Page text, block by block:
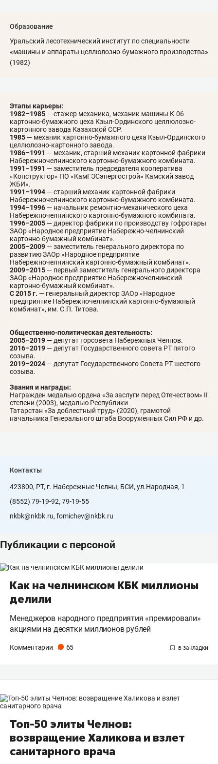
Образование
Уральский лесотехнический институт по специальности
«машины и аппараты целлюлозно-бумажного производства»
(1982)
Этапы карьеры:
1982–1985 — стажер механика, механик машины К-06
картонно-бумажного цеха Кзыл-Ординского целлюлозно-
картонного завода Казахской ССР.
1985 — механик картонно-бумажного цеха Кзыл-Ординского
целлюлозно-картонного завода.
1986–1991 — механик, старший механик картонной фабрики
Набережночелнинского картонно-бумажного комбината.
1991–1991 — заместитель председателя кооператива
«Конструктор» ПО «КамГЭСэнергострой» Камский завод
ЖБИ».
1991–1994 — старший механик картонной фабрики
Набережночелнинского картонно-бумажного комбината.
1994–1996 — начальник ремонтно-механического цеха
Набережночелнинского картонно-бумажного комбината.
1996–2005 — директор фабрики по производству гофротары
ЗАОр «Народное предприятие Набережно-челнинский
картонно-бумажный комбинат».
2005–2009 — заместитель генерального директора по
развитию ЗАОр «Народное предприятие
Набережночелнинский картонно-бумажный комбинат».
2009–2015 — первый заместитель генерального директора
ЗАОр «Народное предприятие Набережночелнинский
картонно-бумажный комбинат».
С 2015 г. — генеральный директор ЗАОр «Народное
предприятие Набережночелнинский картонно-бумажный
комбинат», им. С.П. Титова.
Общественно-политическая деятельность:
2005–2019 — депутат горсовета Набережных Челнов.
2016–2019 — депутат Государственного совета РТ пятого
созыва.
2019–2024 — депутат Государственного Совета РТ шестого
созыва.
Звания и награды:
Награжден медалью ордена «За заслуги перед Отечеством» II
степени (2003), медалью Республики
Татарстан «За доблестный труд» (2020), грамотой
начальника Генерального штаба Вооруженных Сил РФ и др.
Контакты
423800, РТ, г. Набережные Челны, БСИ, ул.Народная, 1
(8552) 79-19-92, 79-19-55
nkbk@nkbk.ru, fomichev@nkbk.ru
Публикации с персоной
Как на челнинском КБК миллионы
делили
Менеджеров народного предприятия «премировали»
акциями на десятки миллионов рублей
Комментарии 65
Топ-50 элиты Челнов:
возвращение Халикова и взлет
санитарного врача